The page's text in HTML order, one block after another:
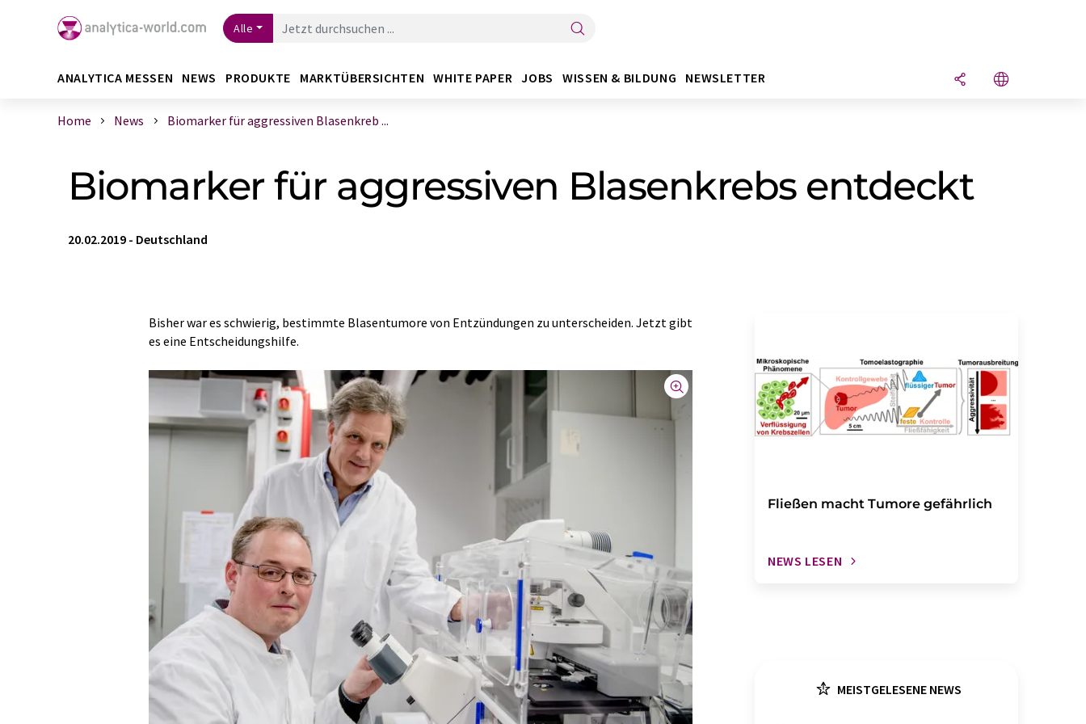
Alle
ANALYTICA MESSEN NEWS PRODUKTE MARKTÜBERSICHTEN WHITE PAPER JOBS WISSEN & BILDUNG NEWSLETTER
Home News Biomarker für aggressiven Blasenkreb ...
Biomarker für aggressiven Blasenkrebs entdeckt
20.02.2019 - Deutschland
Bisher war es schwierig, bestimmte Blasentumore von Entzündungen zu unterscheiden. Jetzt gibt
es eine Entscheidungshilfe.
Fließen macht Tumore gefährlich
NEWS LESEN
MEISTGELESENE NEWS